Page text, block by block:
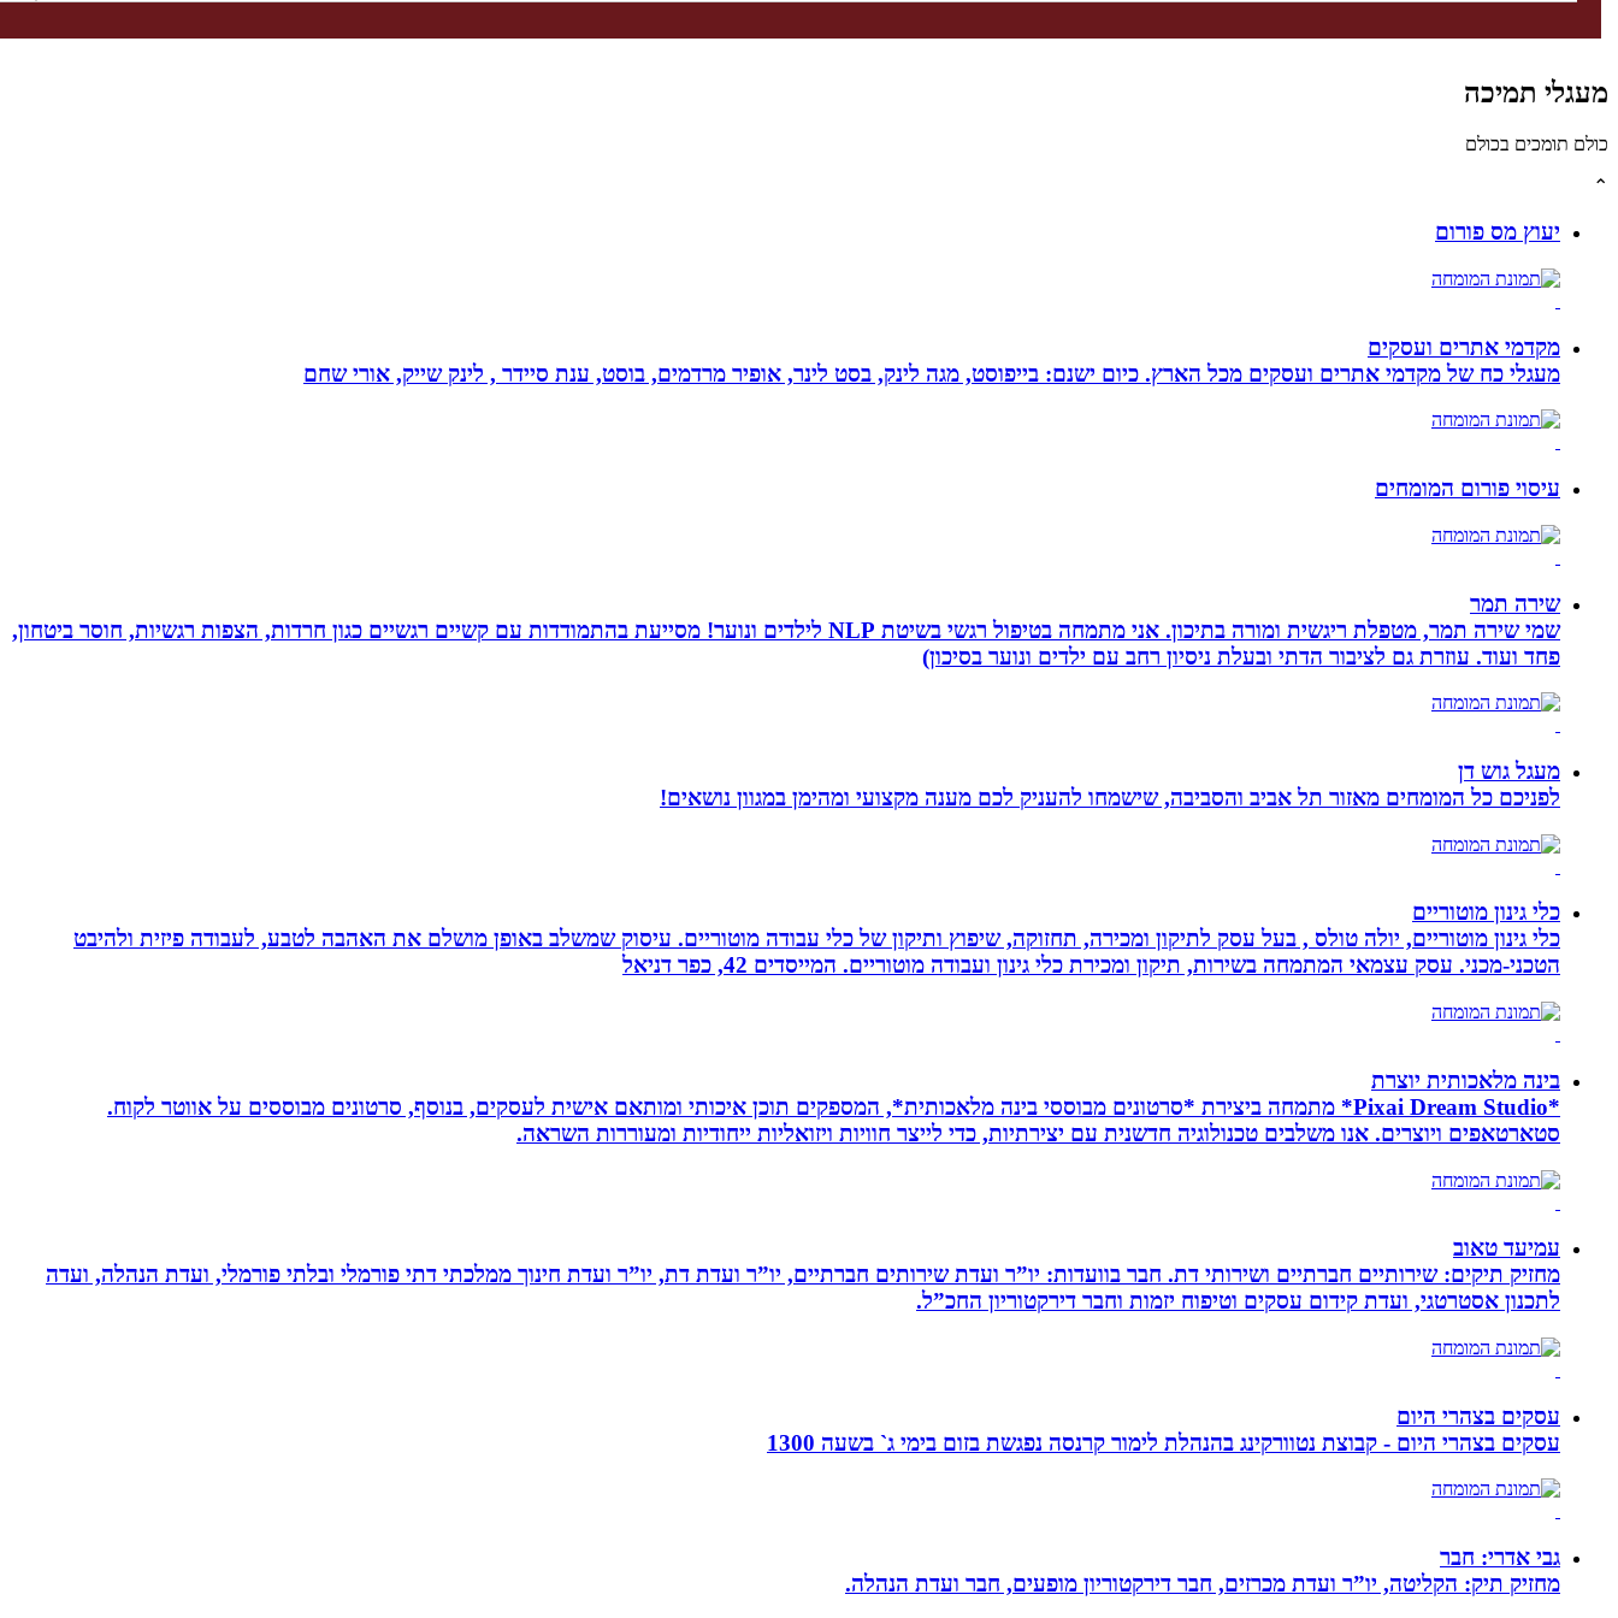
מעגלי תמיכה
כולם תומכים בכולם
⌃
יעוץ מס פורום
מקדמי אתרים ועסקים
מעגלי כח של מקדמי אתרים ועסקים מכל הארץ. כיום ישנם: בייפוסט, מגה לינק, בסט לינר, אופיר מרדמים, בוסט, ענת סיידר , לינק שייק, אורי שחם
עיסוי פורום המומחים
שירה תמר
שמי שירה תמר, מטפלת ריגשית ומורה בתיכון. אני מתמחה בטיפול רגשי בשיטת NLP לילדים ונוער! מסייעת בהתמודדות עם קשיים רגשיים כגון חרדות, הצפות רגשיות, חוסר ביטחון,
פחד ועוד. עוזרת גם לציבור הדתי ובעלת ניסיון רחב עם ילדים ונוער בסיכון)
מעגל גוש דן
לפניכם כל המומחים מאזור תל אביב והסביבה, שישמחו להעניק לכם מענה מקצועי ומהימן במגוון נושאים!
כלי גינון מוטוריים
כלי גינון מוטוריים, יולה טולס , בעל עסק לתיקון ומכירה, תחזוקה, שיפוץ ותיקון של כלי עבודה מוטוריים. עיסוק שמשלב באופן מושלם את האהבה לטבע, לעבודה פיזית ולהיבט
הטכני-מכני. עסק עצמאי המתמחה בשירות, תיקון ומכירת כלי גינון ועבודה מוטוריים. המייסדים 42, כפר דניאל
בינה מלאכותית יוצרת
*Pixai Dream Studio* מתמחה ביצירת *סרטונים מבוססי בינה מלאכותית*, המספקים תוכן איכותי ומותאם אישית לעסקים, בנוסף, סרטונים מבוססים על אווטר לקוח.
סטארטאפים ויוצרים. אנו משלבים טכנולוגיה חדשנית עם יצירתיות, כדי לייצר חוויות ויזואליות ייחודיות ומעוררות השראה.
עמיעד טאוב
מחזיק תיקים: שירותיים חברתיים ושירותי דת. חבר בוועדות: יו”ר ועדת שירותים חברתיים, יו”ר ועדת דת, יו”ר ועדת חינוך ממלכתי דתי פורמלי ובלתי פורמלי, ועדת הנהלה, ועדה
לתכנון אסטרטגי, ועדת קידום עסקים וטיפוח יזמות וחבר דירקטוריון החכ”ל.
עסקים בצהרי היום
עסקים בצהרי היום - קבוצת נטוורקינג בהנהלת לימור קרנסה נפגשת בזום בימי ג` בשעה 1300
גבי אדרי: חבר
מחזיק תיק: הקליטה, יו”ר ועדת מכרזים, חבר דירקטוריון מופעים, חבר ועדת הנהלה.